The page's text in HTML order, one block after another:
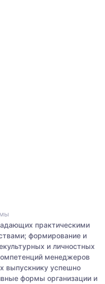
практическими
формирование и
и личностных
менеджеров
выпускнику успешно
формы организации и